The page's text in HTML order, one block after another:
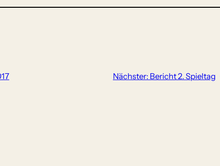
Nächster: Bericht 2. Spieltag